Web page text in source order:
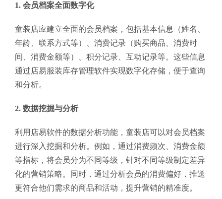
1. 会员档案全面数字化
童装店应建立全面的会员档案，包括基本信息（姓名、
年龄、联系方式等）、消费记录（购买商品、消费时
间、消费金额等）、积分记录、互动记录等。这些信息
通过店易服装库存管理软件实现数字化存储，便于查询
和分析。
2. 数据挖掘与分析
利用店易软件的数据分析功能，童装店可以对会员档案
进行深入挖掘和分析。例如，通过消费频次、消费金额
等指标，将会员分为不同等级，针对不同等级制定差异
化的营销策略。同时，通过分析会员的消费偏好，推送
更符合他们需求的商品和活动，提升营销的精准度。